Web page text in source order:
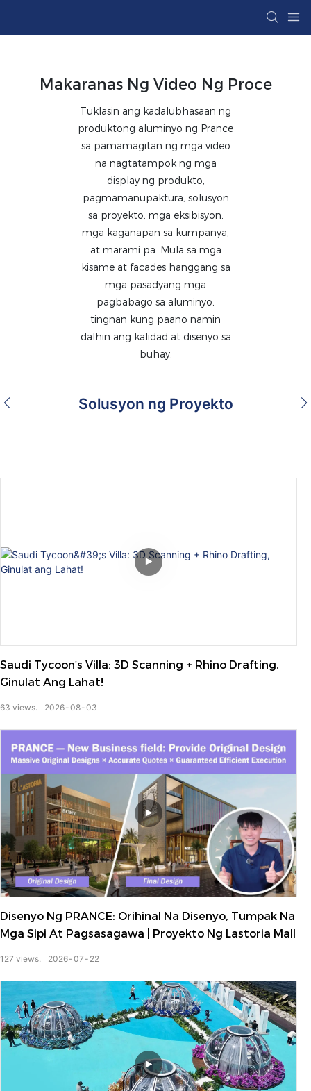
Makaranas Ng Video Ng Proce
Tuklasin ang kadalubhasaan ng
produktong aluminyo ng Prance
sa pamamagitan ng mga video
na nagtatampok ng mga
display ng produkto,
pagmamanupaktura, solusyon
sa proyekto, mga eksibisyon,
mga kaganapan sa kumpanya,
at marami pa. Mula sa mga
kisame at facades hanggang sa
mga pasadyang mga
pagbabago sa aluminyo,
tingnan kung paano namin
dalhin ang kalidad at disenyo sa
buhay.
Solusyon ng Proyekto
Saudi Tycoon's Villa: 3D Scanning + Rhino Drafting,
Ginulat Ang Lahat!
2026 08 03
63 views.
Disenyo Ng PRANCE: Orihinal Na Disenyo, Tumpak Na
Mga Sipi At Pagsasagawa | Proyekto Ng Lastoria Mall
2026 07 22
127 views.